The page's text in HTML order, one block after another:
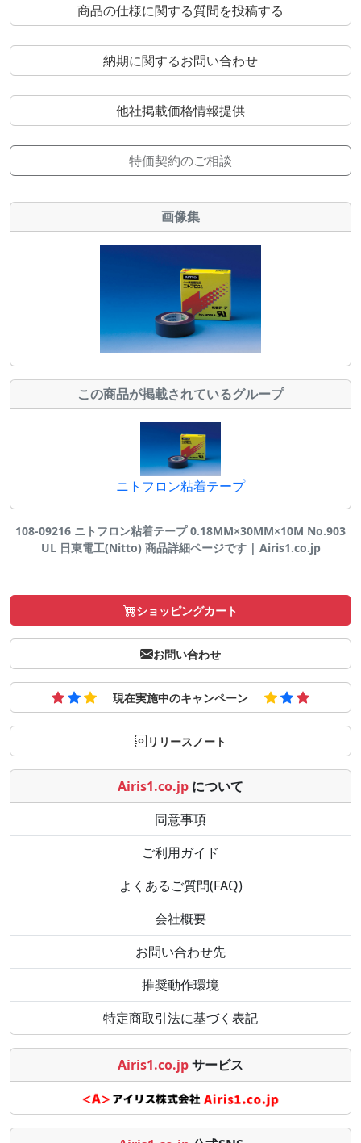
商品の仕様に関する質問を投稿する
納期に関するお問い合わせ
他社掲載価格情報提供
特価契約のご相談
画像集
この商品が掲載されているグループ
ニトフロン粘着テープ
108-09216 ニトフロン粘着テープ 0.18MM×30MM×10M No.903
UL 日東電工(Nitto) 商品詳細ページです | Airis1.co.jp
ショッピングカート
お問い合わせ
現在実施中のキャンペーン
リリースノート
Airis1.co.jp について
同意事項
ご利用ガイド
よくあるご質問(FAQ)
会社概要
お問い合わせ先
推奨動作環境
特定商取引法に基づく表記
Airis1.co.jpサービス